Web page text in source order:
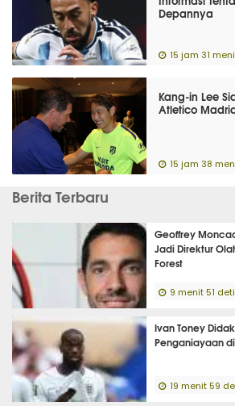
Depannya
15 jam 31
Kang-in Lee
Atletico
15 jam 38
Berita Terbaru
Geoffrey
Jadi Direktur
Forest
9 menit 51
Ivan Toney
Penganiayaan
19 menit 59